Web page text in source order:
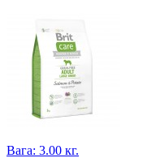
Вага: 3.00 кг.